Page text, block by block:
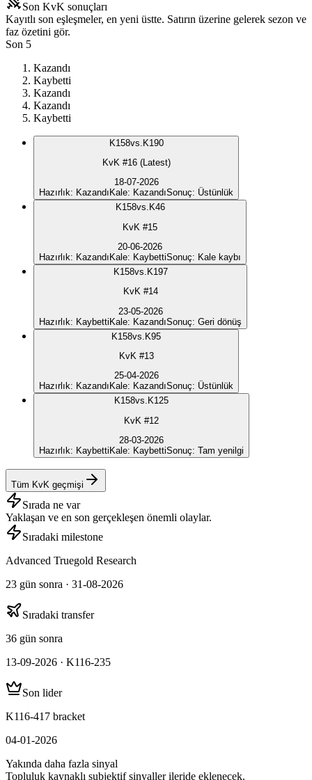
Son KvK sonuçları
Kayıtlı son eşleşmeler, en yeni üstte. Satırın üzerine gelerek sezon ve
faz özetini gör.
Son 5
Kazandı
Kaybetti
Kazandı
Kazandı
Kaybetti
K158vs. K190
KvK #16 (Latest)
18-07-2026
Hazırlık: Kazandı Kale: KazandıSonuç: Üstünlük
K158vs. K46
KvK #15
20-06-2026
Hazırlık: Kazandı Kale: KaybettiSonuç: Kale kaybı
K158vs. K197
KvK #14
23-05-2026
Hazırlık: KaybettiKale: KazandıSonuç: Geri dönüş
K158vs. K95
KvK #13
25-04-2026
Hazırlık: Kazandı Kale: KazandıSonuç: Üstünlük
K158vs. K125
KvK #12
28-03-2026
Hazırlık: Kaybetti Kale: KaybettiSonuç: Tam yenilgi
Tüm KvK geçmişi
Sırada ne var
Yaklaşan ve en son gerçekleşen önemli olaylar.
Sıradaki milestone
Advanced Truegold Research
23 gün sonra · 31-08-2026
Sıradaki transfer
36 gün sonra
13-09-2026 · K116-235
Son lider
K116-417 bracket
04-01-2026
Yakında daha fazla sinyal
Topluluk kaynaklı subjektif sinyaller ileride eklenecek.